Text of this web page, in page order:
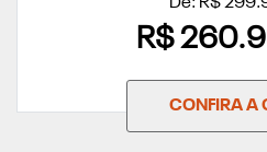
De: R$
R$
CONFIRA A